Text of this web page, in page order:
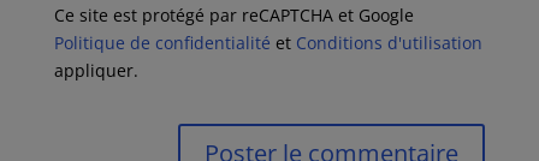
Ce site est protégé par reCAPTCHA et Google
Politique de confidentialité et Conditions d'utilisation
appliquer.